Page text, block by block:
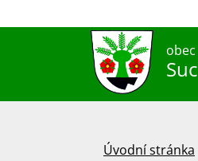
obec
Úvodní stránka